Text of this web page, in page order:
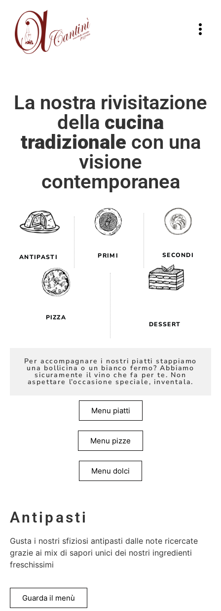
La nostra rivisitazione
della cucina
tradizionale con una
visione
contemporanea
ANTIPASTI PRIMI SECONDI
PIZZA
DESSERT
Menu piatti
Menu pizze
Menu dolci
Per accompagnare i nostri piatti stappiamo
una bollicina o un bianco fermo? Abbiamo
sicuramente il vino che fa per te. Non
aspettare l’occasione speciale, inventala.
Antipasti
Gusta i nostri sfiziosi antipasti dalle note ricercate
grazie ai mix di sapori unici dei nostri ingredienti
freschissimi
Guarda il menù